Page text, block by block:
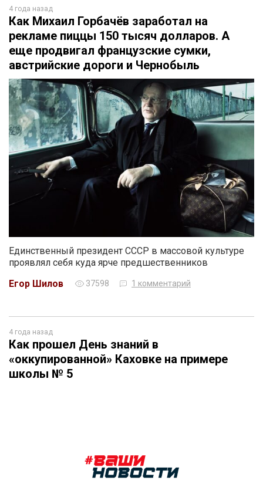
4 года назад
Как Михаил Горбачёв заработал на
рекламе пиццы 150 тысяч долларов. А
еще продвигал французские сумки,
австрийские дороги и Чернобыль
Единственный президент СССР в массовой культуре
проявлял себя куда ярче предшественников
Егор Шилов
37598 1 комментарий
4 года назад
Как прошел День знаний в
«оккупированной» Каховке на примере
школы № 5